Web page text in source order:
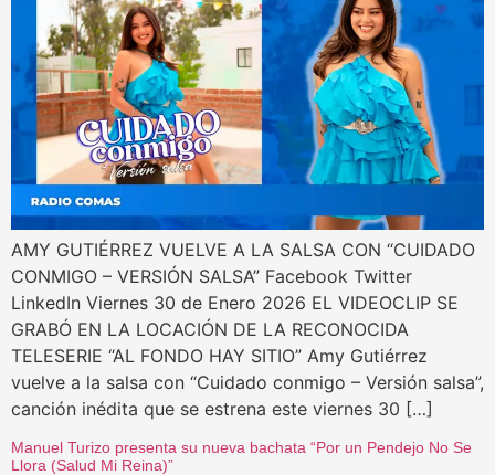
AMY GUTIÉRREZ VUELVE A LA SALSA CON “CUIDADO
CONMIGO – VERSIÓN SALSA” Facebook Twitter
LinkedIn Viernes 30 de Enero 2026 EL VIDEOCLIP SE
GRABÓ EN LA LOCACIÓN DE LA RECONOCIDA
TELESERIE “AL FONDO HAY SITIO” Amy Gutiérrez
vuelve a la salsa con “Cuidado conmigo – Versión salsa”,
canción inédita que se estrena este viernes 30 […]
Manuel Turizo presenta su nueva bachata “Por un Pendejo No Se
Llora (Salud Mi Reina)”